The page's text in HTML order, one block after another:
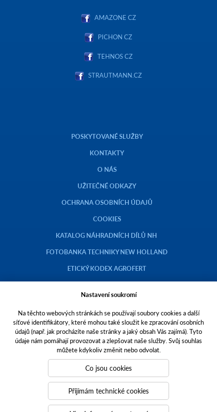
AMAZONE CZ
PICHON CZ
TEHNOS CZ
STRAUTMANN.CZ
POSKYTOVANÉ SLUŽBY
KONTAKTY
O NÁS
UŽITEČNÉ ODKAZY
OCHRANA OSOBNÍCH ÚDAJŮ
COOKIES
KATALOG NÁHRADNÍCH DÍLŮ NH
FOTOBANKA TECHNIKY NEW HOLLAND
ETICKÝ KODEX AGROFERT
Copyright © 2023 AGROTEC a.s.
Toto jsou internetové stránky společnosti AGROTEC a. s., se sídlem v
Hustopečích, Brněnská 74, PSČ 69301, IČO 00544957,
zapsané v OR vedeném Krajským soudem v Brně, oddíl B, vložka 138.
Společnost AGROTEC a.s. je členem koncernu AGROFERT řízeného
společností AGROFERT, a.s.,
IČO 26185610, se sídlem na adrese Pyšelská 2327/2, Chodov, 149 00
Praha 4.
Nastavení soukromí
Na těchto webových stránkách se používají soubory cookies a další
síťové identifikátory, které mohou také sloužit ke zpracování osobních
údajů (např. jak procházíte naše stránky a jaký obsah Vás zajímá). Tyto
údaje nám pomáhají provozovat a zlepšovat naše služby. Svůj souhlas
můžete kdykoliv změnit nebo odvolat.
Co jsou cookies
Přijímám technické cookies